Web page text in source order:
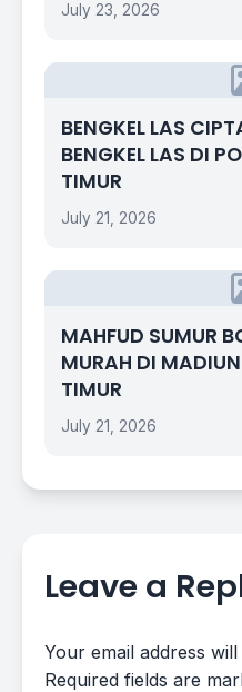
July 23, 2026
BENGKEL LAS
BENGKEL LAS DI
TIMUR
July 21, 2026
MAHFUD SUMUR
MURAH DI
TIMUR
July 21, 2026
Leave a
Your email address
Required fields are